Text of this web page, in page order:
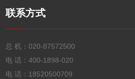
联系方式
总 机：020-87572500
电 话：400-1898-020
电 话： 18520500709